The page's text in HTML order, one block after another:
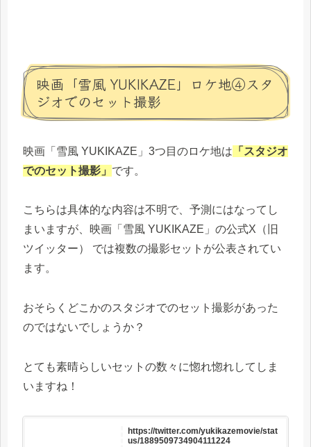
映画「雪風 YUKIKAZE」ロケ地④スタ
ジオでのセット撮影
映画「雪風 YUKIKAZE」3つ目のロケ地は 「スタジオ
でのセット撮影」 です。
こちらは具体的な内容は不明で、予測にはなってし
まいますが、映画「雪風 YUKIKAZE」の公式X（旧
ツイッター） では複数の撮影セットが公表されてい
ます。
おそらくどこかのスタジオでのセット撮影があった
のではないでしょうか？
とても素晴らしいセットの数々に惚れ惚れしてしま
いますね！
https://twitter.com/yukikazemovie/stat
us/1889509734904111224